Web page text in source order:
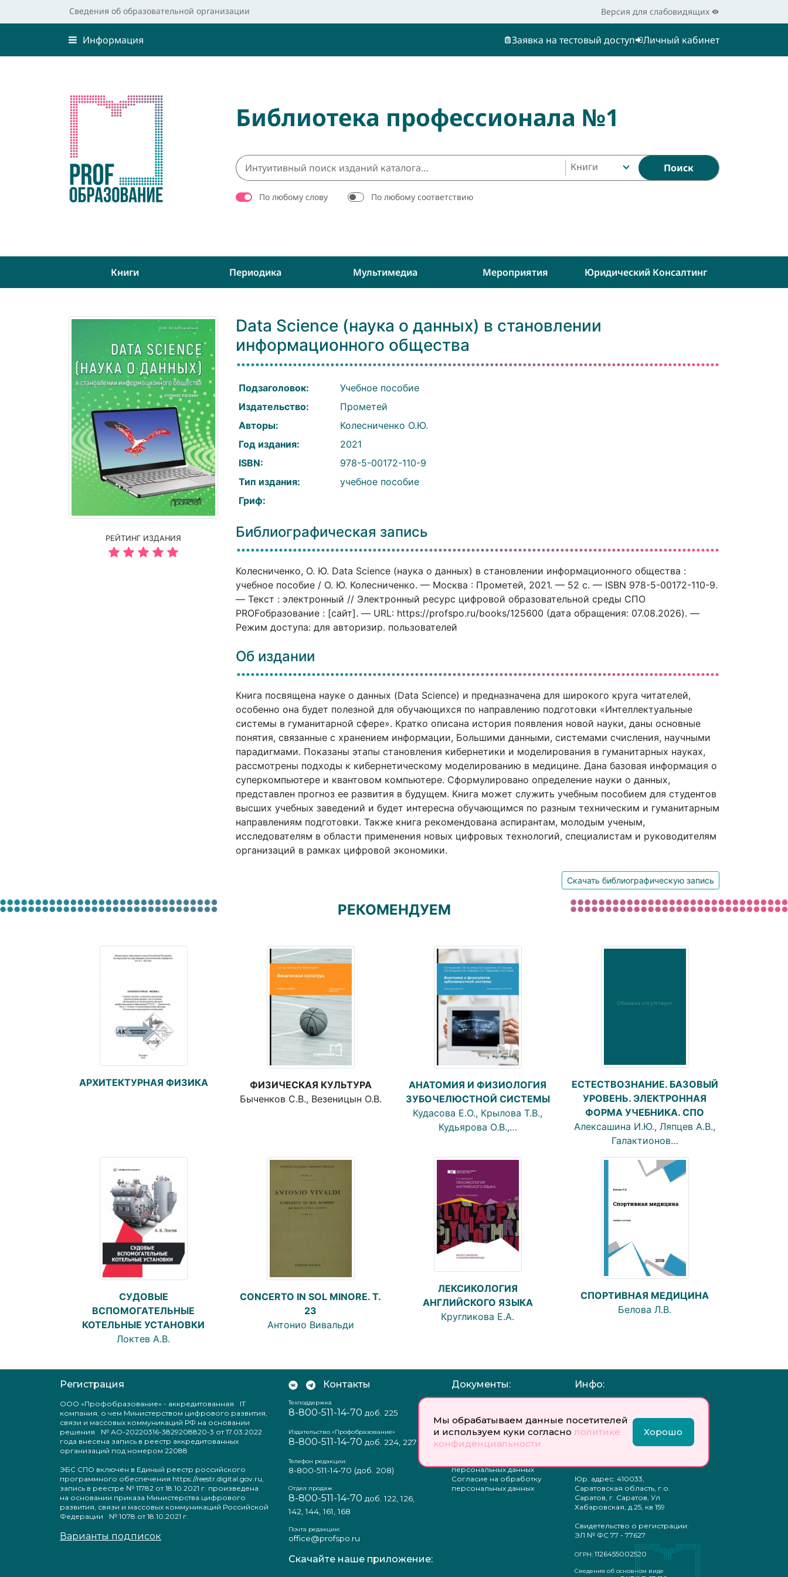
Мы обрабатываем данные посетителей
и используем куки согласно политике
конфиденциальности
Хорошо
Сведения об образовательной организации Версия для слабовидящих
Информация Заявка на тестовый доступ Личный кабинет
Библиотека профессионала №1
Книги Поиск
По любому слову По любому соответствию
Книги Периодика Мультимедиа Мероприятия Юридический Консалтинг
РЕЙТИНГ ИЗДАНИЯ
Data Science (наука о данных) в становлении
информационного общества
Подзаголовок:
Учебное пособие
Издательство:
Прометей
Авторы:
Колесниченко О.Ю.
Год издания:
2021
ISBN:
978-5-00172-110-9
Тип издания:
учебное пособие
Гриф:
Библиографическая запись
Колесниченко, О. Ю. Data Science (наука о данных) в становлении информационного общества :
учебное пособие / О. Ю. Колесниченко. — Москва : Прометей, 2021. — 52 c. — ISBN 978-5-00172-110-9.
— Текст : электронный // Электронный ресурс цифровой образовательной среды СПО
PROFобразование : [сайт]. — URL: https://profspo.ru/books/125600 (дата обращения: 07.08.2026). —
Режим доступа: для авторизир. пользователей
Об издании
Книга посвящена науке о данных (Data Science) и предназначена для широкого круга читателей,
особенно она будет полезной для обучающихся по направлению подготовки «Интеллектуальные
системы в гуманитарной сфере». Кратко описана история появления новой науки, даны основные
понятия, связанные с хранением информации, Большими данными, системами счисления, научными
парадигмами. Показаны этапы становления кибернетики и моделирования в гуманитарных науках,
рассмотрены подходы к кибернетическому моделированию в медицине. Дана базовая информация о
суперкомпьютере и квантовом компьютере. Сформулировано определение науки о данных,
представлен прогноз ее развития в будущем. Книга может служить учебным пособием для студентов
высших учебных заведений и будет интересна обучающимся по разным техническим и гуманитарным
направлениям подготовки. Также книга рекомендована аспирантам, молодым ученым,
исследователям в области применения новых цифровых технологий, специалистам и руководителям
организаций в рамках цифровой экономики.
Скачать библиографическую запись
РЕКОМЕНДУЕМ
АРХИТЕКТУРНАЯ ФИЗИКА
ФИЗИЧЕСКАЯ КУЛЬТУРА
Быченков С.В., Везеницын О.В.
АНАТОМИЯ И ФИЗИОЛОГИЯ
ЗУБОЧЕЛЮСТНОЙ СИСТЕМЫ
Кудасова Е.О., Крылова Т.В.,
Кудьярова О.В.,…
ЕСТЕСТВОЗНАНИЕ. БАЗОВЫЙ
УРОВЕНЬ. ЭЛЕКТРОННАЯ
ФОРМА УЧЕБНИКА. СПО
Алексашина И.Ю., Ляпцев А.В.,
Галактионов…
СУДОВЫЕ
ВСПОМОГАТЕЛЬНЫЕ
КОТЕЛЬНЫЕ УСТАНОВКИ
Локтев А.В.
CONCERTO IN SOL MINORE. Т.
23
Антонио Вивальди
ЛЕКСИКОЛОГИЯ
АНГЛИЙСКОГО ЯЗЫКА
Кругликова Е.А.
СПОРТИВНАЯ МЕДИЦИНА
Белова Л.В.
Регистрация
ООО «Профобразование» - аккредитованная IT
компания, о чем Министерством цифрового развития,
связи и массовых коммуникаций РФ на основании
решения № АО-20220316-3829208820-3 от 17.03.2022
года внесена запись в реестр аккредитованных
организаций под номером 22088
ЭБС СПО включен в Единый реестр российского
программного обеспечения https://reestr.digital.gov.ru,
запись в реестре № 11782 от 18.10.2021 г. произведена
на основании приказа Министерства цифрового
развития, связи и массовых коммуникаций Российской
Федерации № 1078 от 18.10.2021 г.
Варианты подписок
Контакты
Техподдержка
8-800-511-14-70 доб. 225
Издательство «Профобразование»
8-800-511-14-70 доб. 224, 227
Телефон редакции:
8-800-511-14-70 (доб. 208)
Отдел продаж
8-800-511-14-70 доб. 122, 126,
142, 144, 161, 168
Почта редакции:
office@profspo.ru
Скачайте наше приложение:
Документы:
Пользовательское
соглашение
Политика
конфиденциальности
персональных данных
Согласие на обработку
персональных данных
Инфо:
ответственностью
«Профобразование»
Юр. адрес: 410033,
Саратовская область, г.о.
Саратов, г. Саратов, Ул
Хабаровская, д.25, кв 159
Свидетельство о регистрации:
ЭЛ № ФС 77 - 77627
ОГРН: 1126455002520
Сведения об основном виде